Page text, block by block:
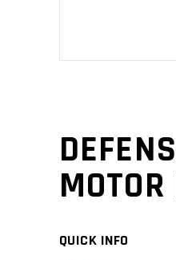
QUICK INFO